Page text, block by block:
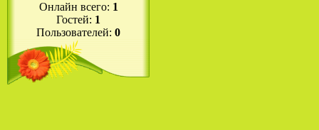
Онлайн всего: 1
Гостей: 1
Пользователей: 0